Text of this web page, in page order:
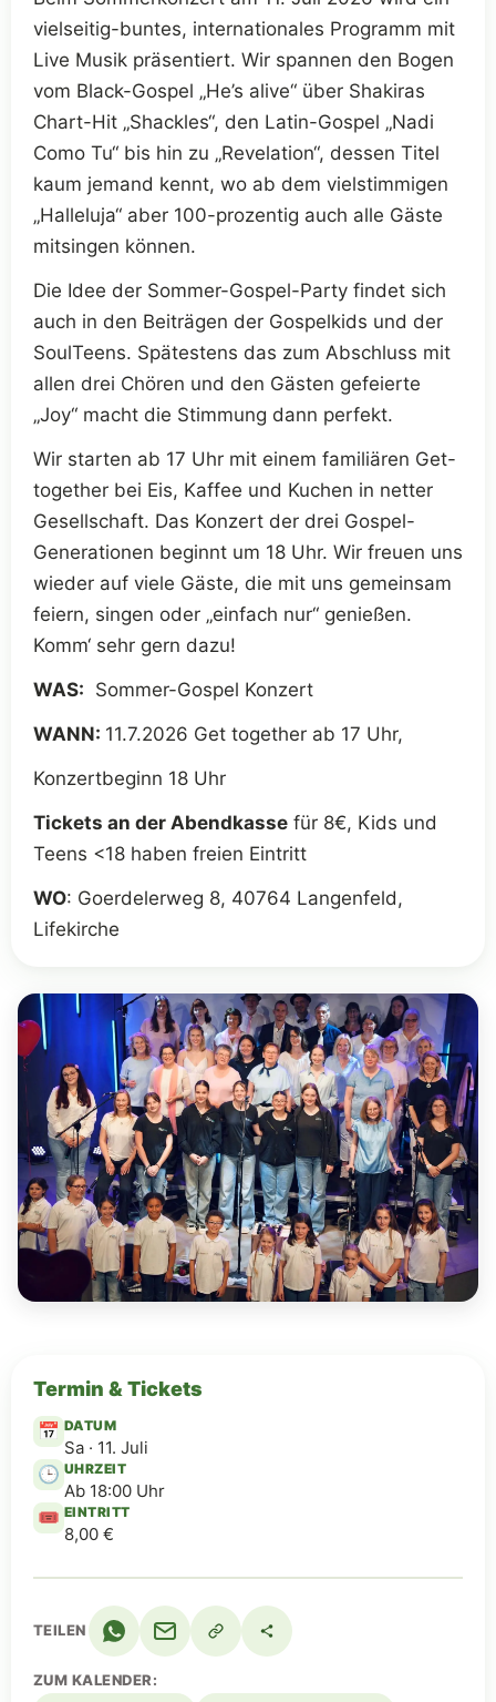
vielseitig-buntes, internationales Programm mit
Live Musik präsentiert. Wir spannen den Bogen
vom Black-Gospel „He’s alive“ über Shakiras
Chart-Hit „Shackles“, den Latin-Gospel „Nadi
Como Tu“ bis hin zu „Revelation“, dessen Titel
kaum jemand kennt, wo ab dem vielstimmigen
„Halleluja“ aber 100-prozentig auch alle Gäste
mitsingen können.
Die Idee der Sommer-Gospel-Party findet sich
auch in den Beiträgen der Gospelkids und der
SoulTeens. Spätestens das zum Abschluss mit
allen drei Chören und den Gästen gefeierte
„Joy“ macht die Stimmung dann perfekt.
Wir starten ab 17 Uhr mit einem familiären Get-
together bei Eis, Kaffee und Kuchen in netter
Gesellschaft. Das Konzert der drei Gospel-
Generationen beginnt um 18 Uhr. Wir freuen uns
wieder auf viele Gäste, die mit uns gemeinsam
feiern, singen oder „einfach nur“ genießen.
Komm‘ sehr gern dazu!
WAS: ​ Sommer-Gospel Konzert
WANN: 11.7.2026 Get together ab 17 Uhr,
Konzertbeginn 18 Uhr
Tickets an der Abendkasse für 8€, Kids und
Teens <18 haben freien Eintritt
WO: ​Goerdelerweg 8, 40764 Langenfeld,
Lifekirche
Termin & Tickets
📅 DATUM
Sa · 11. Juli
🕒 UHRZEIT
Ab 18:00 Uhr
🎟️ EINTRITT
8,00 €
TEILEN
ZUM KALENDER: